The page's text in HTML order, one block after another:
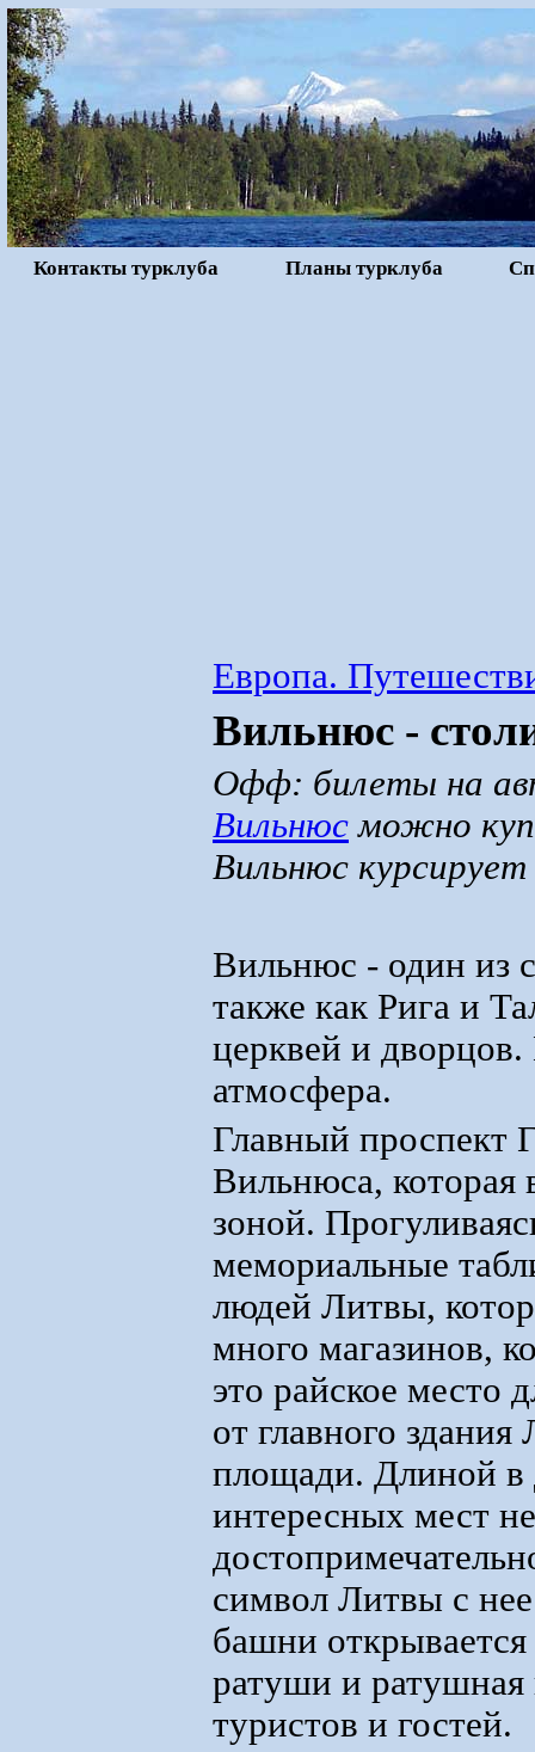
Контакты турклуба Планы турклуба
Европа.
Вильнюс -
Офф: билеты на
Вильнюс можно
Вильнюс
Вильнюс - один из
также как Рига и
церквей и дворцов.
атмосфера.
Главный проспект
Вильнюса, которая
зоной.
мемориальные
людей Литвы,
много магазинов,
это райское место
от главного
площади. Длиной в
интересных мест
символ Литвы с нее
башни
ратуши и
туристов и гостей.